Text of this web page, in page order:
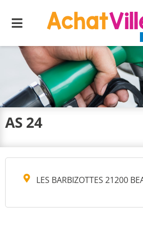
Menu
AS 24
LES BARBIZOTTES 21200